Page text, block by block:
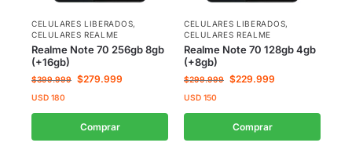
CELULARES LIBERADOS,
CELULARES REALME
Realme Note 70 256gb 8gb
(+16gb)
$399.999 $279.999
USD 180
Comprar
CELULARES LIBERADOS,
CELULARES REALME
Realme Note 70 128gb 4gb
(+8gb)
$299.999 $229.999
USD 150
Comprar